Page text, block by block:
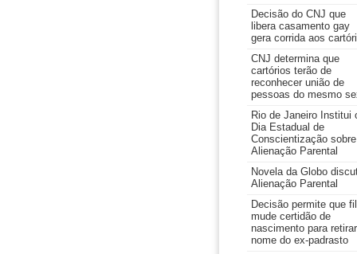
Decisão do CNJ que
libera casamento gay
gera corrida aos
CNJ determina que
cartórios terão de
reconhecer união de
pessoas do mesmo
Rio de Janeiro Institui
Dia Estadual de
Conscientização sobre
Alienação Parental
Novela da Globo
Alienação Parental
Decisão permite que
mude certidão de
nascimento para retirar
nome do ex-padrasto